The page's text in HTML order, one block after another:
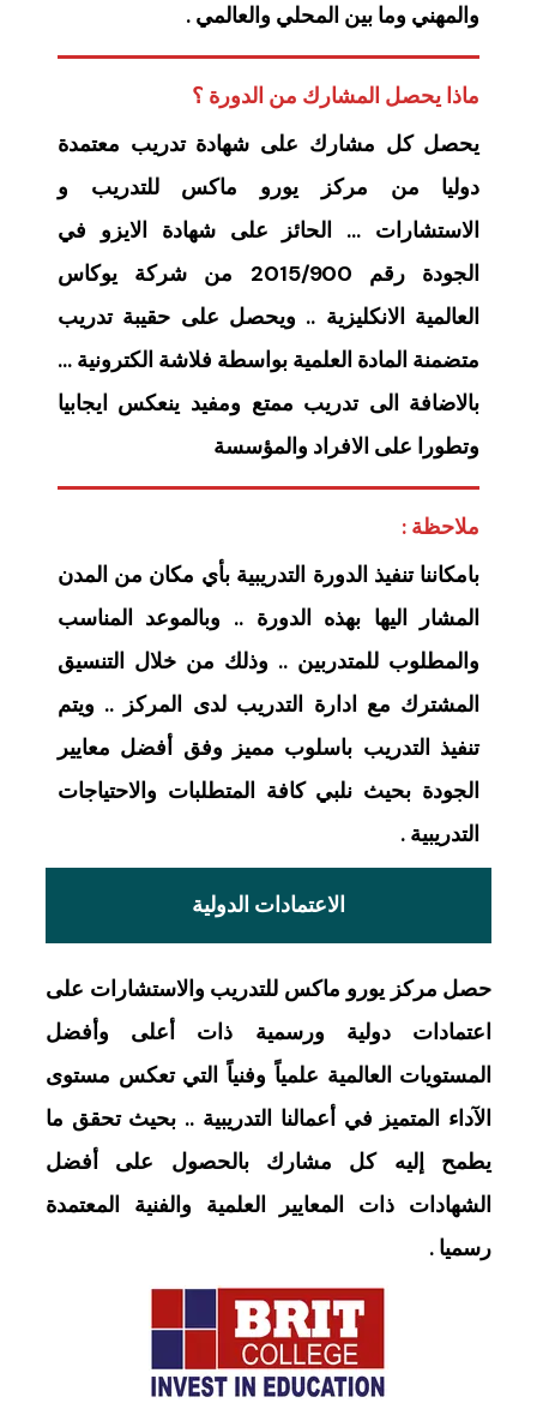
والمهني وما بين المحلي والعالمي .
ماذا يحصل المشارك من الدورة ؟
يحصل كل مشارك على شهادة تدريب معتمدة
دوليا من مركز يورو ماكس للتدريب و
الاستشارات … الحائز على شهادة الايزو في
الجودة رقم 2015/900 من شركة يوكاس
العالمية الانكليزية .. ويحصل على حقيبة تدريب
متضمنة المادة العلمية بواسطة فلاشة الكترونية …
بالاضافة الى تدريب ممتع ومفيد ينعكس ايجابيا
وتطورا على الافراد والمؤسسة
ملاحظة :
بامكاننا تنفيذ الدورة التدريبية بأي مكان من المدن
المشار اليها بهذه الدورة .. وبالموعد المناسب
والمطلوب للمتدربين .. وذلك من خلال التنسيق
المشترك مع ادارة التدريب لدى المركز .. ويتم
تنفيذ التدريب باسلوب مميز وفق أفضل معايير
الجودة بحيث نلبي كافة المتطلبات والاحتياجات
التدريبية .
الاعتمادات الدولية
حصل مركز يورو ماكس للتدريب والاستشارات على
اعتمادات دولية ورسمية ذات أعلى وأفضل
المستويات العالمية علمياً وفنياً التي تعكس مستوى
الآداء المتميز في أعمالنا التدريبية .. بحيث تحقق ما
يطمح إليه كل مشارك بالحصول على أفضل
الشهادات ذات المعايير العلمية والفنية المعتمدة
رسميا .